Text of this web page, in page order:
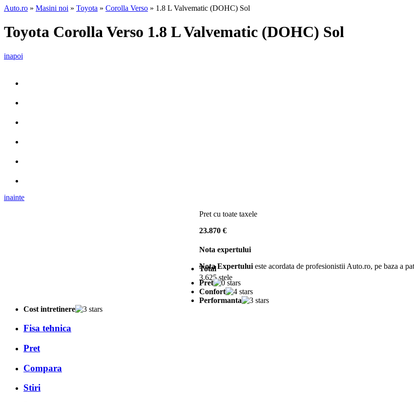
Auto.ro » Masini noi » Toyota » Corolla Verso » 1.8 L Valvematic (DOHC) Sol
Toyota Corolla Verso 1.8 L Valvematic (DOHC) Sol
inapoi
inainte
Pret cu toate taxele
23.870 €
Nota expertului
Total
3.625 stele
Nota Expertuluieste acordata de profesionistii Auto.ro, pe baza a
Pret
Confort
Performanta
Cost intretinere
Fisa tehnica
Pret
Compara
Stiri